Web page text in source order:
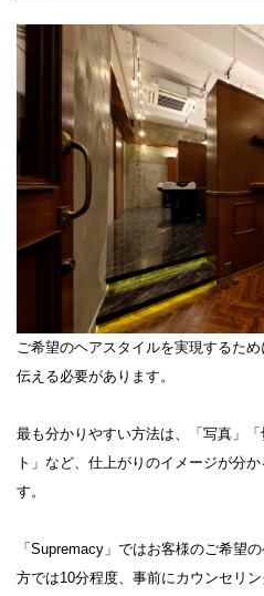
ご希望のヘアスタイルを実現するた
伝える必要があります。
最も分かりやすい方法は、「写真」
ト」など、仕上がりのイメージが分
す。
「Supremacy」ではお客様のご希望
方では10分程度、事前にカウンセリ